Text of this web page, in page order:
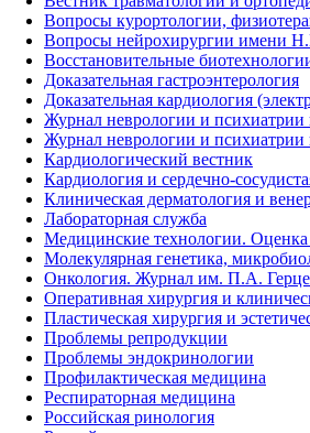
Вопросы курортологии,
Вопросы нейрохирургии имени
Восстановительные
Доказательная гастроэнтерология
Доказательная кардиология
Журнал неврологии и
Журнал неврологии и
Кардиологический вестник
Кардиология и сердечно-
Клиническая дерматология и
Лабораторная служба
Медицинские технологии.
Молекулярная генетика,
Онкология. Журнал им. П.А.
Оперативная хирургия и
Пластическая хирургия и
Проблемы репродукции
Проблемы эндокринологии
Профилактическая медицина
Респираторная медицина
Российская ринология